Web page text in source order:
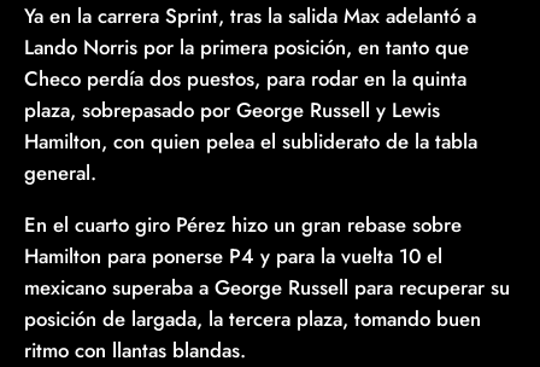
Ya en la carrera Sprint, tras la salida Max adelantó a
Lando Norris por la primera posición, en tanto que
Checo perdía dos puestos, para rodar en la quinta
plaza, sobrepasado por George Russell y Lewis
Hamilton, con quien pelea el subliderato de la tabla
general.
En el cuarto giro Pérez hizo un gran rebase sobre
Hamilton para ponerse P4 y para la vuelta 10 el
mexicano superaba a George Russell para recuperar su
posición de largada, la tercera plaza, tomando buen
ritmo con llantas blandas.